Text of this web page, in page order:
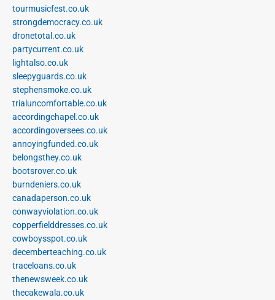
tourmusicfest.co.uk
strongdemocracy.co.uk
dronetotal.co.uk
partycurrent.co.uk
lightalso.co.uk
sleepyguards.co.uk
stephensmoke.co.uk
trialuncomfortable.co.uk
accordingchapel.co.uk
accordingoversees.co.uk
annoyingfunded.co.uk
belongsthey.co.uk
bootsrover.co.uk
burndeniers.co.uk
canadaperson.co.uk
conwayviolation.co.uk
copperfielddresses.co.uk
cowboysspot.co.uk
decemberteaching.co.uk
traceloans.co.uk
thenewsweek.co.uk
thecakewala.co.uk